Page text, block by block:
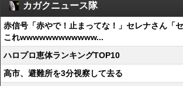
カガクニュース隊
赤信号「赤やで！止まってな！」セレナさん「
これwwwwwwwwwwww...
ハロプロ恵体ランキングTOP10
高市、避難所を3分視察して去る